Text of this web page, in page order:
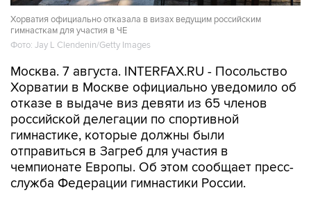
Хорватия официально отказала в визах ведущим российским
гимнасткам для участия в ЧЕ
Фото: Jay L Clendenin/Getty Images
Москва. 7 августа. INTERFAX.RU - Посольство
Хорватии в Москве официально уведомило об
отказе в выдаче виз девяти из 65 членов
российской делегации по спортивной
гимнастике, которые должны были
отправиться в Загреб для участия в
чемпионате Европы. Об этом сообщает пресс-
служба Федерации гимнастики России.